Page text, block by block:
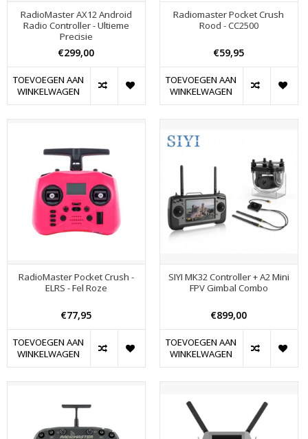
RadioMaster AX12 Android
Radio Controller - Ultieme
Precisie
€299,00
TOEVOEGEN AAN
WINKELWAGEN
Radiomaster Pocket Crush
Rood - CC2500
€59,95
TOEVOEGEN AAN
WINKELWAGEN
RadioMaster Pocket Crush -
ELRS - Fel Roze
€77,95
TOEVOEGEN AAN
WINKELWAGEN
SIYI MK32 Controller + A2 Mini
FPV Gimbal Combo
€899,00
TOEVOEGEN AAN
WINKELWAGEN